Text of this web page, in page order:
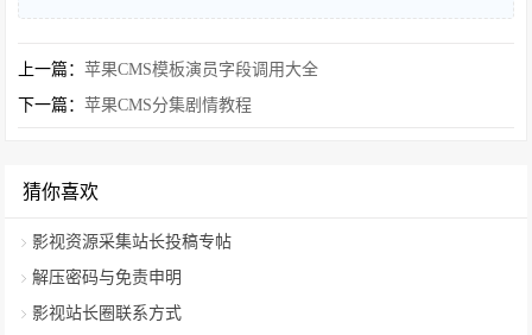
上一篇：苹果CMS模板演员字段调用大全
下一篇：苹果CMS分集剧情教程
猜你喜欢
影视资源采集站长投稿专帖
解压密码与免责申明
影视站长圈联系方式